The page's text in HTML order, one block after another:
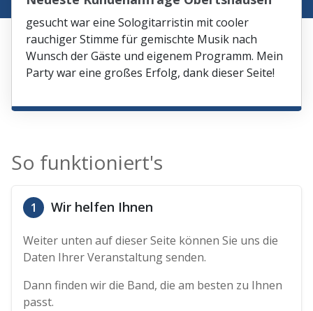
gesucht war eine Sologitarristin mit cooler
rauchiger Stimme für gemischte Musik nach
Wunsch der Gäste und eigenem Programm. Mein
Party war eine großes Erfolg, dank dieser Seite!
So funktioniert's
1 Wir helfen Ihnen
Weiter unten auf dieser Seite können Sie uns die
Daten Ihrer Veranstaltung senden.
Dann finden wir die Band, die am besten zu Ihnen
passt.